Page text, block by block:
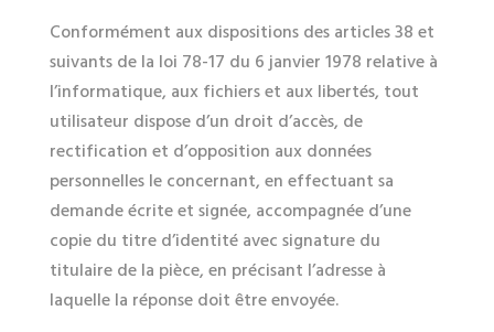
Conformément aux dispositions des articles 38 et
suivants de la loi 78-17 du 6 janvier 1978 relative à
l’informatique, aux fichiers et aux libertés, tout
utilisateur dispose d’un droit d’accès, de
rectification et d’opposition aux données
personnelles le concernant, en effectuant sa
demande écrite et signée, accompagnée d’une
copie du titre d’identité avec signature du
titulaire de la pièce, en précisant l’adresse à
laquelle la réponse doit être envoyée.